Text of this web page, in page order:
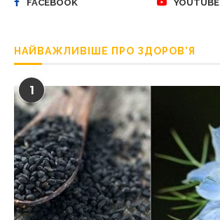
FACEBOOK YOUTUBE
НАЙВАЖЛИВІШЕ ПРО ЗДОРОВ’Я
1